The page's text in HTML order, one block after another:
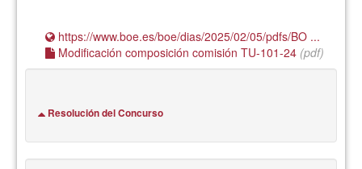
https://www.boe.es/boe/dias/2025/02/05/pdfs/BO ...
Modificación composición comisión TU-101-24 (pdf)
Resolución del Concurso